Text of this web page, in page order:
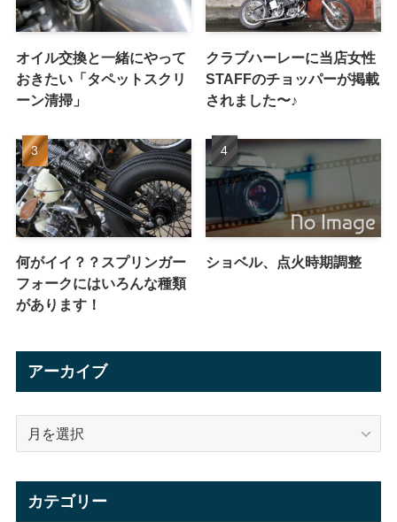
オイル交換と一緒にやって
おきたい「タペットスクリ
ーン清掃」
クラブハーレーに当店女性
STAFFのチョッパーが掲載
されました〜♪
何がイイ？？スプリンガー
フォークにはいろんな種類
があります！
ショベル、点火時期調整
アーカイブ
カテゴリー